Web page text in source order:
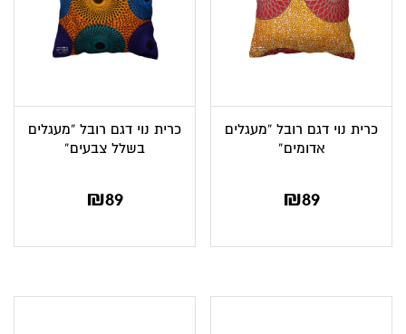
כרית נוי דגם רובל “מעגלים
אדומים”
₪89
כרית נוי דגם רובל “מעגלים
בשלל צבעים”
₪89